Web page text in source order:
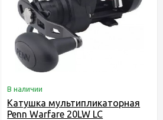
В наличии
Катушка мультипликаторная
Penn Warfare 20LW LC